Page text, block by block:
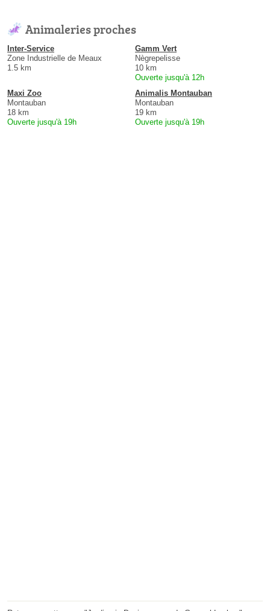
Animaleries proches
Inter-Service
Zone Industrielle de Meaux
1.5 km
Gamm Vert
Nègrepelisse
10 km
Ouverte jusqu'à 12h
Maxi Zoo
Montauban
18 km
Ouverte jusqu'à 19h
Animalis Montauban
Montauban
19 km
Ouverte jusqu'à 19h